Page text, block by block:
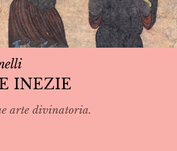
INEZIE
arte divinatoria.